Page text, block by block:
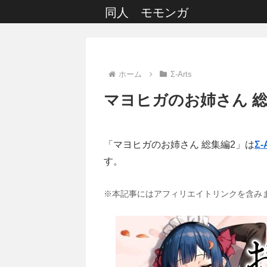
同人 モモンガ
ホーム Σ-Arts
マヨヒガのお姉さん
「マヨヒガのお姉さん 総集編2」はΣ-
す。
※本記事にはアフィリエイトリンクを含み